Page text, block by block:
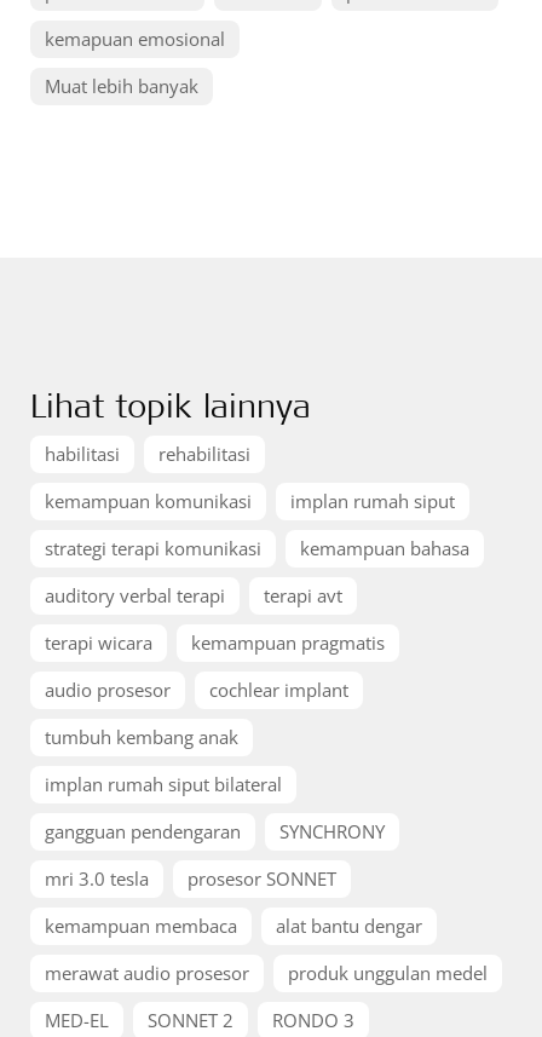
kemapuan emosional
Muat lebih banyak
Lihat topik lainnya
habilitasi
rehabilitasi
kemampuan komunikasi
implan rumah siput
strategi terapi komunikasi
kemampuan bahasa
auditory verbal terapi
terapi avt
terapi wicara
kemampuan pragmatis
audio prosesor
cochlear implant
tumbuh kembang anak
implan rumah siput bilateral
gangguan pendengaran
SYNCHRONY
mri 3.0 tesla
prosesor SONNET
kemampuan membaca
alat bantu dengar
merawat audio prosesor
produk unggulan medel
MED-EL
SONNET 2
RONDO 3